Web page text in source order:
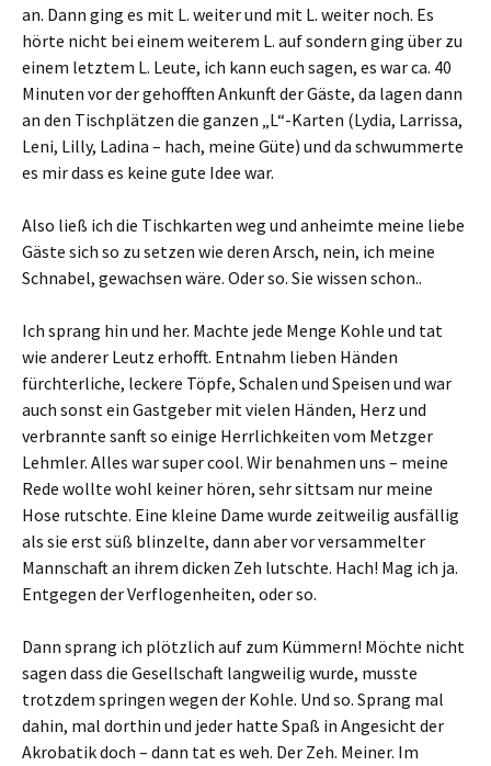
an. Dann ging es mit L. weiter und mit L. weiter noch. Es
hörte nicht bei einem weiterem L. auf sondern ging über zu
einem letztem L. Leute, ich kann euch sagen, es war ca. 40
Minuten vor der gehofften Ankunft der Gäste, da lagen dann
an den Tischplätzen die ganzen „L“-Karten (Lydia, Larrissa,
Leni, Lilly, Ladina – hach, meine Güte) und da schwummerte
es mir dass es keine gute Idee war.
Also ließ ich die Tischkarten weg und anheimte meine liebe
Gäste sich so zu setzen wie deren Arsch, nein, ich meine
Schnabel, gewachsen wäre. Oder so. Sie wissen schon..
Ich sprang hin und her. Machte jede Menge Kohle und tat
wie anderer Leutz erhofft. Entnahm lieben Händen
fürchterliche, leckere Töpfe, Schalen und Speisen und war
auch sonst ein Gastgeber mit vielen Händen, Herz und
verbrannte sanft so einige Herrlichkeiten vom Metzger
Lehmler. Alles war super cool. Wir benahmen uns – meine
Rede wollte wohl keiner hören, sehr sittsam nur meine
Hose rutschte. Eine kleine Dame wurde zeitweilig ausfällig
als sie erst süß blinzelte, dann aber vor versammelter
Mannschaft an ihrem dicken Zeh lutschte. Hach! Mag ich ja.
Entgegen der Verflogenheiten, oder so.
Dann sprang ich plötzlich auf zum Kümmern! Möchte nicht
sagen dass die Gesellschaft langweilig wurde, musste
trotzdem springen wegen der Kohle. Und so. Sprang mal
dahin, mal dorthin und jeder hatte Spaß in Angesicht der
Akrobatik doch – dann tat es weh. Der Zeh. Meiner. Im